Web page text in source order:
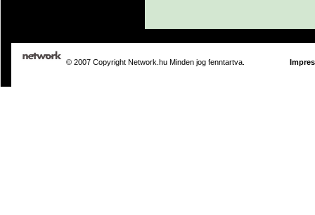
© 2007 Copyright Network.hu Minden jog fenntartva.